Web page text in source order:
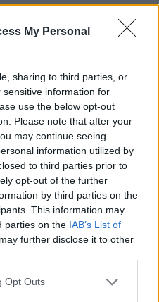
My Personal
sharing to third parties, or
information for
use the below opt-out
Please note that after your
may continue seeing
information utilized by
to third parties prior to
opt-out of the further
by third parties on the
This information may
parties on the IAB’s List of
further disclose it to other
Opt Outs
scuola per via delle elezioni e